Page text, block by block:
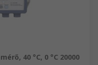
40 °C, 0 °C 20000